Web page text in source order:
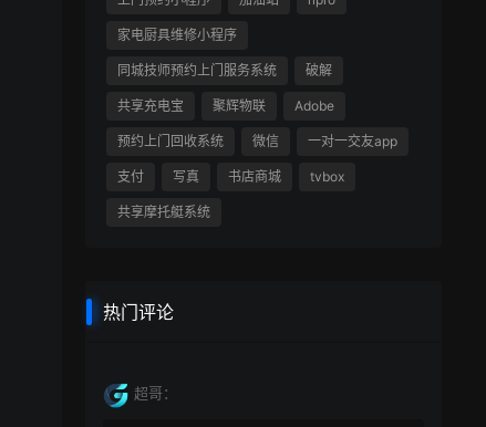
家电厨具维修小程序
同城技师预约上门服务系统 破解
共享充电宝 聚辉物联 Adobe
预约上门回收系统 微信 一对一交友app
支付 写真 书店商城 tvbox
共享摩托艇系统
热门评论
超哥：